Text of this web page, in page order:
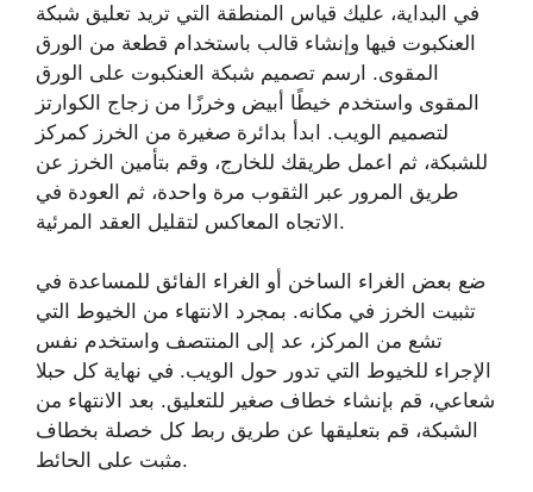
في البداية، عليك قياس المنطقة التي تريد تعليق شبكة
العنكبوت فيها وإنشاء قالب باستخدام قطعة من الورق
المقوى. ارسم تصميم شبكة العنكبوت على الورق
المقوى واستخدم خيطًا أبيض وخرزًا من زجاج الكوارتز
لتصميم الويب. ابدأ بدائرة صغيرة من الخرز كمركز
للشبكة، ثم اعمل طريقك للخارج، وقم بتأمين الخرز عن
طريق المرور عبر الثقوب مرة واحدة، ثم العودة في
الاتجاه المعاكس لتقليل العقد المرئية.
ضع بعض الغراء الساخن أو الغراء الفائق للمساعدة في
تثبيت الخرز في مكانه. بمجرد الانتهاء من الخيوط التي
تشع من المركز، عد إلى المنتصف واستخدم نفس
الإجراء للخيوط التي تدور حول الويب. في نهاية كل حبلا
شعاعي، قم بإنشاء خطاف صغير للتعليق. بعد الانتهاء من
الشبكة، قم بتعليقها عن طريق ربط كل خصلة بخطاف
مثبت على الحائط.